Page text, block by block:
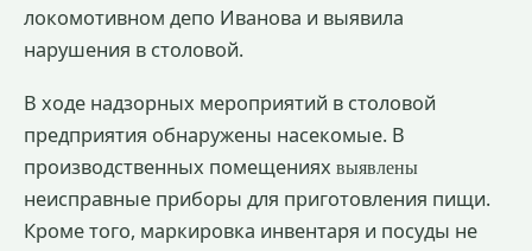
локомотивном депо Иванова и выявила
нарушения в столовой.
В ходе надзорных мероприятий в столовой
предприятия обнаружены насекомые. В
производственных помещениях выявлены
неисправные приборы для приготовления пищи.
Кроме того, маркировка инвентаря и посуды не